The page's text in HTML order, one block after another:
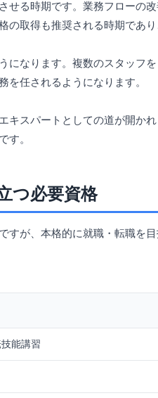
せる時期です。業務フローの
取得も推奨される時期であ
になります。複数のスタッフ
を任されるようになります。
キスパートとしての道が開か
す。
つ必要資格
すが、本格的に就職・転職を
能講習